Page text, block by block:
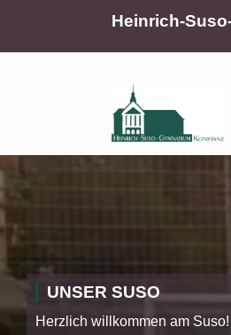
Heinrich-
UNSER SUSO
Herzlich willkommen am